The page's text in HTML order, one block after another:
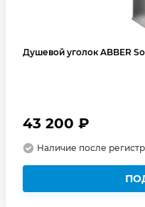
Душевой уголок ABBER
43 200 ₽
Наличие после